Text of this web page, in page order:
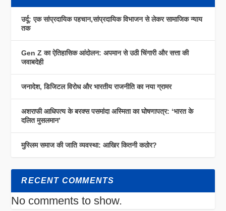
उर्दू: एक सांप्रदायिक पहचान,सांप्रदायिक विभाजन से लेकर सामाजिक न्याय
तक
Gen Z का ऐतिहासिक आंदोलन: अपमान से उठी चिंगारी और सत्ता की
जवाबदेही
जनादेश, डिजिटल विरोध और भारतीय राजनीति का नया ग्रामर
अशराफी आधिपत्य के बरक्स पसमांदा अस्मिता का घोषणापत्र: ‘भारत के
दलित मुसलमान’
मुस्लिम समाज की जाति व्यवस्था: आखिर कितनी कठोर?
RECENT COMMENTS
No comments to show.